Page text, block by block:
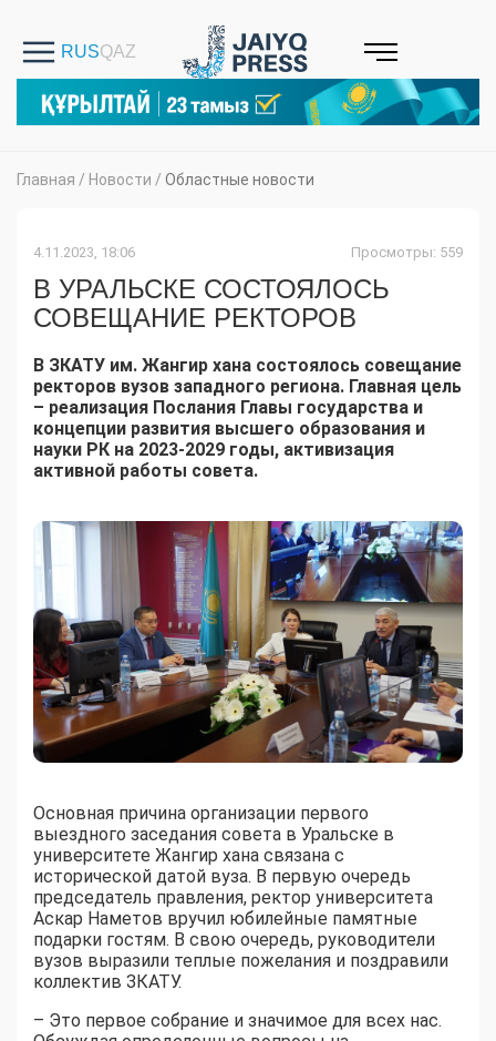
Главная / Новости / Областные новости
4.11.2023, 18:06 Просмотры: 559
В УРАЛЬСКЕ СОСТОЯЛОСЬ
СОВЕЩАНИЕ РЕКТОРОВ
В ЗКАТУ им. Жангир хана состоялось совещание
ректоров вузов западного региона. Главная цель
– реализация Послания Главы государства и
концепции развития высшего образования и
науки РК на 2023-2029 годы, активизация
активной работы совета.
Основная причина организации первого
выездного заседания совета в Уральске в
университете Жангир хана связана с
исторической датой вуза. В первую очередь
председатель правления, ректор университета
Аскар Наметов вручил юбилейные памятные
подарки гостям. В свою очередь, руководители
вузов выразили теплые пожелания и поздравили
коллектив ЗКАТУ.
– Это первое собрание и значимое для всех нас.